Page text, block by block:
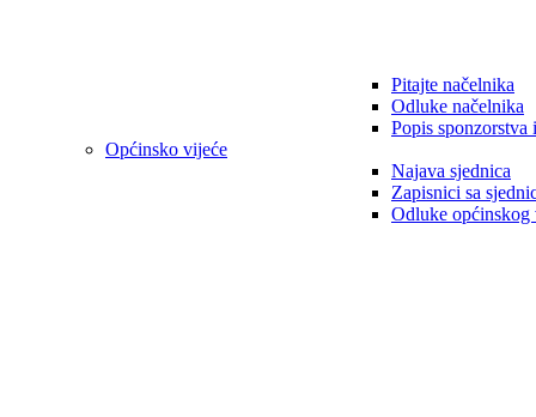
Pitajte načelnika
Odluke načelnika
Popis sponzorstva
Općinsko vijeće
Najava sjednica
Zapisnici sa
Odluke općinskog